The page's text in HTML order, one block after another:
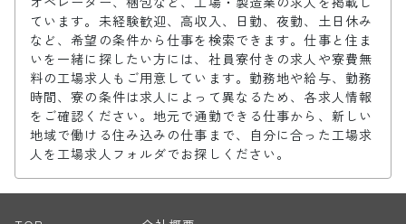
ています。未経験歓迎、高収入、日勤、夜勤、土日休み
など、希望の条件から仕事を検索できます。仕事と住ま
いを一緒に探したい方には、社員寮付きの求人や寮費無
料の工場求人もご用意しています。勤務地や給与、勤務
時間、寮の条件は求人によって異なるため、各求人情報
をご確認ください。地元で通勤できる仕事から、新しい
地域で働ける住み込みの仕事まで、自分に合った工場求
人を工場求人フォルダでお探しください。